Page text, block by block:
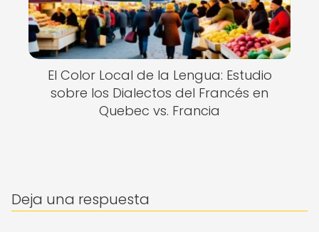
El Color Local de la Lengua: Estudio
sobre los Dialectos del Francés en
Quebec vs. Francia
Deja una respuesta